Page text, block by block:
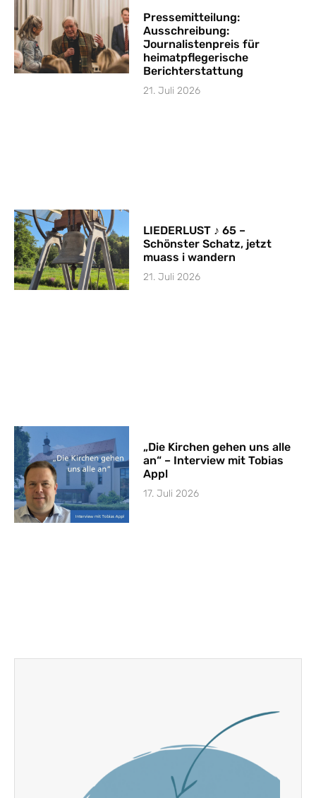
Pressemitteilung:
Ausschreibung:
Journalistenpreis für
heimatpflegerische
Berichterstattung
21. Juli 2026
LIEDERLUST ♪ 65 –
Schönster Schatz, jetzt
muass i wandern
21. Juli 2026
„Die Kirchen gehen uns alle
an“ – Interview mit Tobias
Appl
17. Juli 2026